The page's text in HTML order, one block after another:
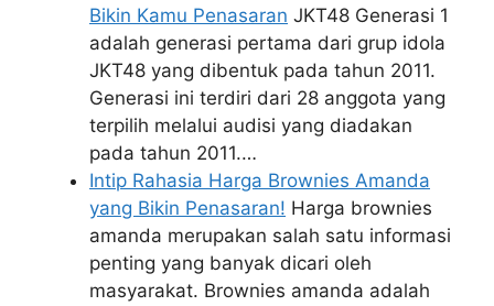
Bikin Kamu Penasaran JKT48 Generasi 1
adalah generasi pertama dari grup idola
JKT48 yang dibentuk pada tahun 2011.
Generasi ini terdiri dari 28 anggota yang
terpilih melalui audisi yang diadakan
pada tahun 2011.…
Intip Rahasia Harga Brownies Amanda
yang Bikin Penasaran! Harga brownies
amanda merupakan salah satu informasi
penting yang banyak dicari oleh
masyarakat. Brownies amanda adalah